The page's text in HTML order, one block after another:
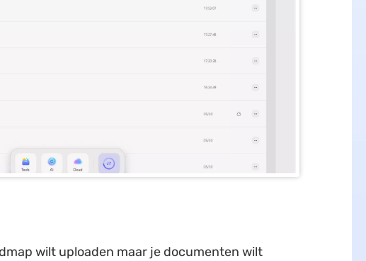
wilt uploaden maar je documenten wilt